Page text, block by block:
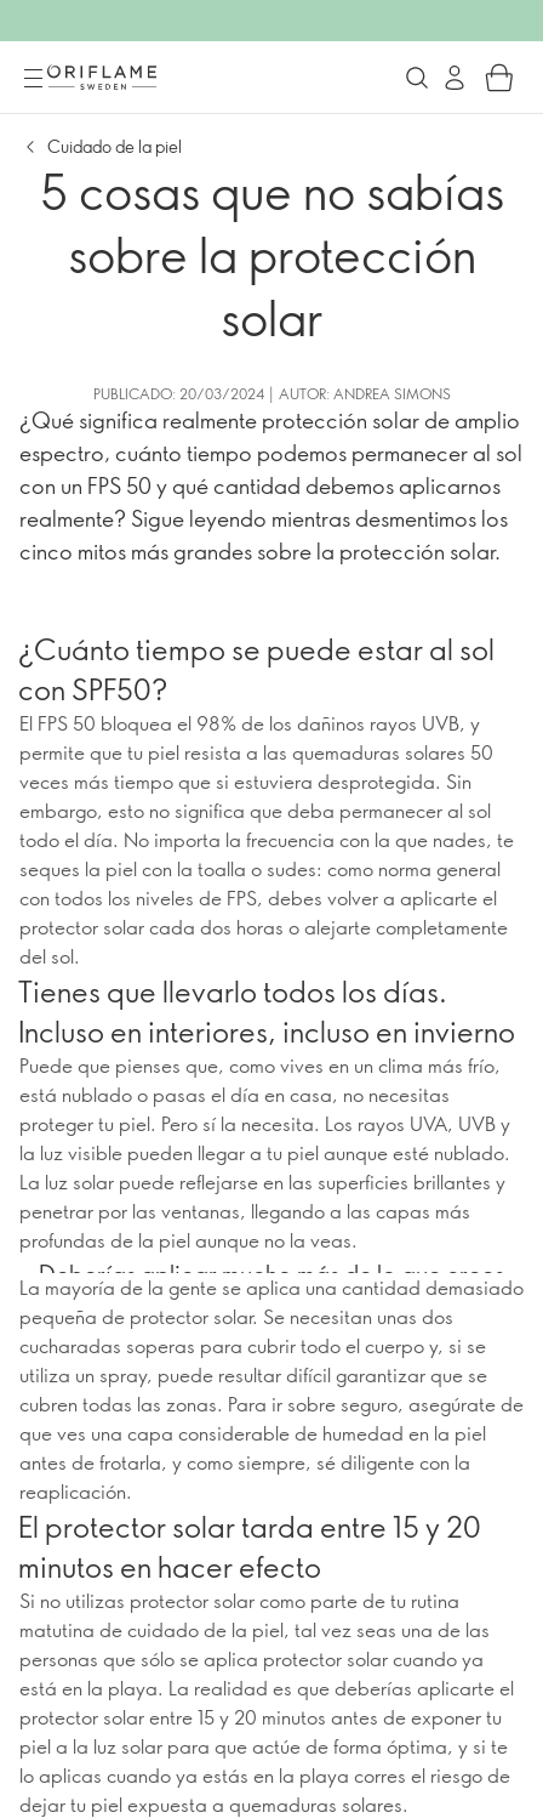
Cuidado de la piel
5 cosas que no sabías
sobre la protección
solar
PUBLICADO: 20/03/2024 | AUTOR: ANDREA SIMONS
¿Qué significa realmente protección solar de amplio
espectro, cuánto tiempo podemos permanecer al sol
con un FPS 50 y qué cantidad debemos aplicarnos
realmente? Sigue leyendo mientras desmentimos los
cinco mitos más grandes sobre la protección solar.
¿Cuánto tiempo se puede estar al sol
con SPF50?
El FPS 50 bloquea el 98% de los dañinos rayos UVB, y
permite que tu piel resista a las quemaduras solares 50
veces más tiempo que si estuviera desprotegida. Sin
embargo, esto no significa que deba permanecer al sol
todo el día. No importa la frecuencia con la que nades, te
seques la piel con la toalla o sudes: como norma general
con todos los niveles de FPS, debes volver a aplicarte el
protector solar cada dos horas o alejarte completamente
del sol.
Tienes que llevarlo todos los días.
Incluso en interiores, incluso en invierno
Puede que pienses que, como vives en un clima más frío,
está nublado o pasas el día en casa, no necesitas
proteger tu piel. Pero sí la necesita. Los rayos UVA, UVB y
la luz visible pueden llegar a tu piel aunque esté nublado.
La luz solar puede reflejarse en las superficies brillantes y
penetrar por las ventanas, llegando a las capas más
profundas de la piel aunque no la veas.
Deberías aplicar mucho más de lo que crees
La mayoría de la gente se aplica una cantidad demasiado
pequeña de protector solar. Se necesitan unas dos
cucharadas soperas para cubrir todo el cuerpo y, si se
utiliza un spray, puede resultar difícil garantizar que se
cubren todas las zonas. Para ir sobre seguro, asegúrate de
que ves una capa considerable de humedad en la piel
antes de frotarla, y como siempre, sé diligente con la
reaplicación.
El protector solar tarda entre 15 y 20
minutos en hacer efecto
Si no utilizas protector solar como parte de tu rutina
matutina de cuidado de la piel, tal vez seas una de las
personas que sólo se aplica protector solar cuando ya
está en la playa. La realidad es que deberías aplicarte el
protector solar entre 15 y 20 minutos antes de exponer tu
piel a la luz solar para que actúe de forma óptima, y si te
lo aplicas cuando ya estás en la playa corres el riesgo de
dejar tu piel expuesta a quemaduras solares.